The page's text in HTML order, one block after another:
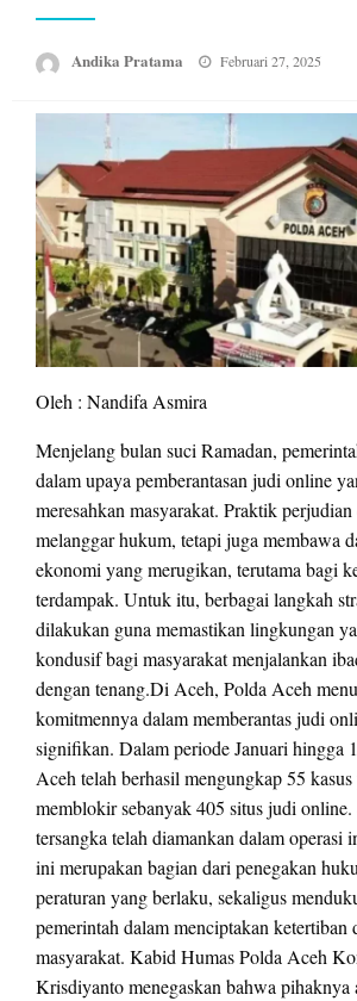
Andika Pratama
Posted
Februari 27, 2025
Oleh : Nandifa Asmira
Menjelang bulan suci Ramadan,
dalam upaya pemberantasan judi online
meresahkan masyarakat. Praktik
melanggar hukum, tetapi juga membawa
ekonomi yang merugikan, terutama bagi
terdampak. Untuk itu, berbagai langkah
dilakukan guna memastikan lingkungan
kondusif bagi masyarakat menjalankan
dengan tenang.Di Aceh, Polda Aceh
komitmennya dalam memberantas judi
signifikan. Dalam periode Januari hingga
Aceh telah berhasil mengungkap 55
memblokir sebanyak 405 situs judi online.
tersangka telah diamankan dalam operasi
ini merupakan bagian dari penegakan
peraturan yang berlaku, sekaligus
pemerintah dalam menciptakan ketertiban
masyarakat. Kabid Humas Polda Aceh
Krisdiyanto menegaskan bahwa pihaknya